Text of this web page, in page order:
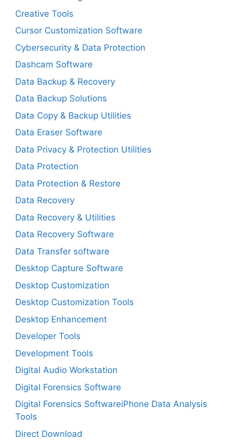
Creative Tools
Cursor Customization Software
Cybersecurity & Data Protection
Dashcam Software
Data Backup & Recovery
Data Backup Solutions
Data Copy & Backup Utilities
Data Eraser Software
Data Privacy & Protection Utilities
Data Protection
Data Protection & Restore
Data Recovery
Data Recovery & Utilities
Data Recovery Software
Data Transfer software
Desktop Capture Software
Desktop Customization
Desktop Customization Tools
Desktop Enhancement
Developer Tools
Development Tools
Digital Audio Workstation
Digital Forensics Software
Digital Forensics SoftwareiPhone Data Analysis
Tools
Direct Download